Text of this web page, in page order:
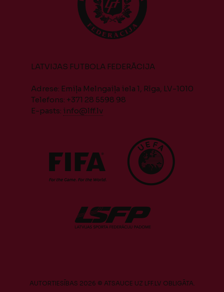
LATVIJAS FUTBOLA FEDERĀCIJA
Adrese: Emiļa Melngaiļa iela 1, Rīga, LV-1010
Telefons: +371 28 5598 98
E-pasts: info@lff.lv
AUTORTIESĪBAS 2026 © ATSAUCE UZ LFF.LV OBLIGĀTA.